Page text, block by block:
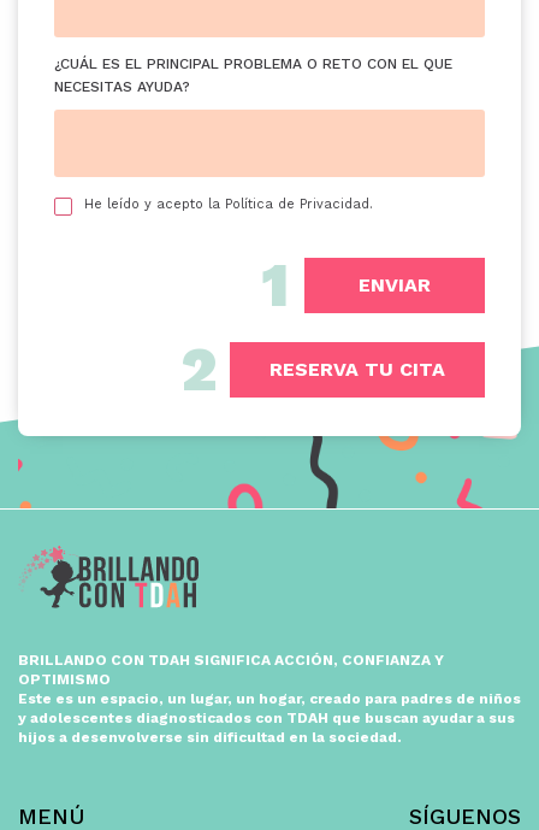
¿CUÁL ES EL PRINCIPAL PROBLEMA O RETO CON EL QUE
NECESITAS AYUDA?
He leído y acepto la Política de Privacidad.
1
2
BRILLANDO CON TDAH SIGNIFICA ACCIÓN, CONFIANZA Y
OPTIMISMO
Este es un espacio, un lugar, un hogar, creado para padres de niños
y adolescentes diagnosticados con TDAH que buscan ayudar a sus
hijos a desenvolverse sin dificultad en la sociedad.
MENÚ SÍGUENOS